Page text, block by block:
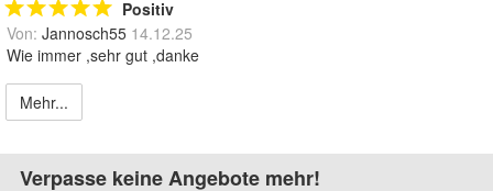
Positiv
Von: Jannosch55 14.12.25
Wie immer ,sehr gut ,danke
Mehr...
Verpasse keine Angebote mehr!